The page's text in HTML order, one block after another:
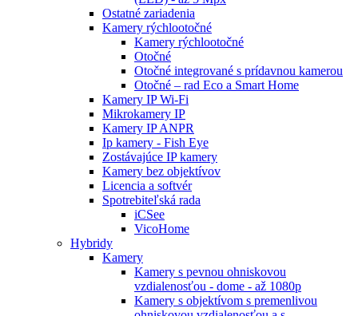
Ostatné zariadenia
Kamery rýchlootočné
Kamery rýchlootočné
Otočné
Otočné integrované s prídavnou kamerou
Otočné – rad Eco a Smart Home
Kamery IP Wi-Fi
Mikrokamery IP
Kamery IP ANPR
Ip kamery - Fish Eye
Zostávajúce IP kamery
Kamery bez objektívov
Licencia a softvér
Spotrebiteľská rada
iCSee
VicoHome
Hybridy
Kamery
Kamery s pevnou ohniskovou
vzdialenosťou - dome - až 1080p
Kamery s objektívom s premenlivou